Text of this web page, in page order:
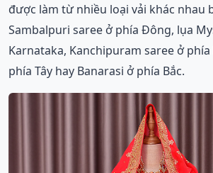
được làm từ nhiều loại vải khác nhau
Sambalpuri saree ở phía Đông, lụa
Karnataka, Kanchipuram saree ở
phía Tây hay Banarasi ở phía Bắc.